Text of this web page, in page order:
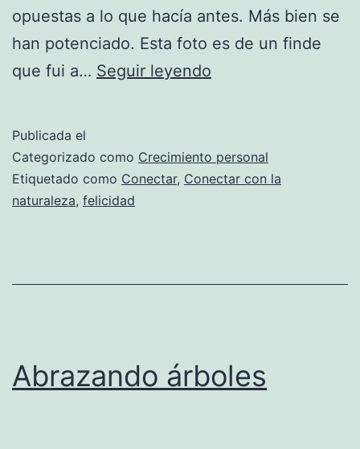
opuestas a lo que hacía antes. Más bien se
han potenciado. Esta foto es de un finde
que fui a… Seguir leyendo
Publicada el
Categorizado como Crecimiento personal
Etiquetado como Conectar, Conectar con la
naturaleza, felicidad
Abrazando árboles